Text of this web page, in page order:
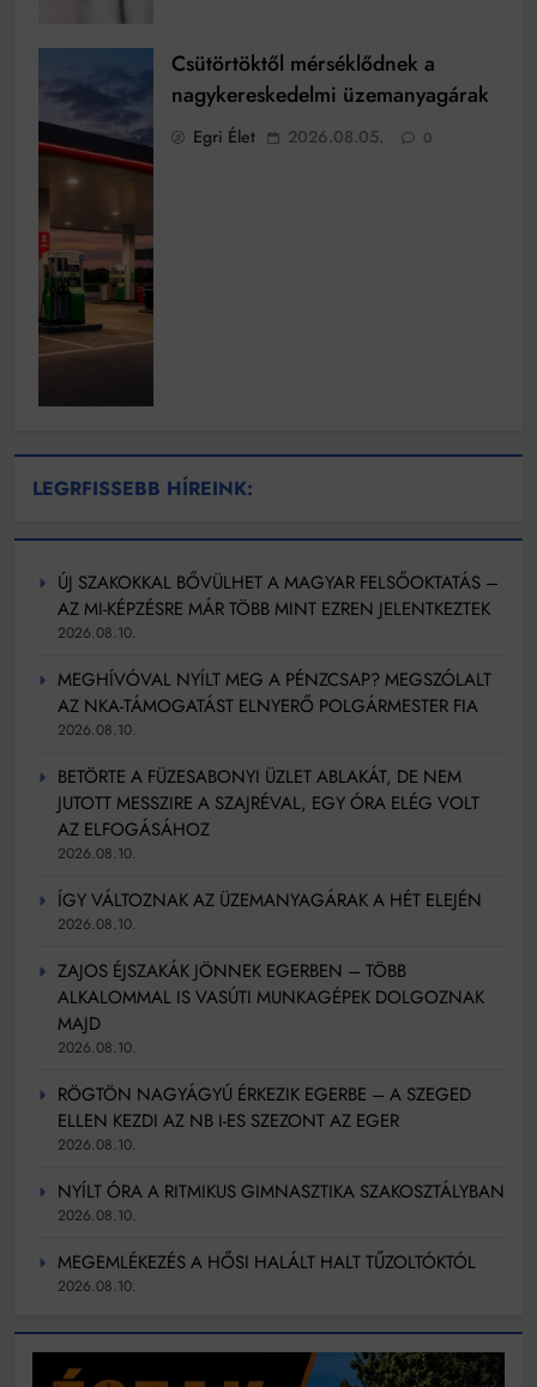
Csütörtöktől mérséklődnek a
nagykereskedelmi üzemanyagárak
Egri Élet 2026.08.05. 0
LEGRFISSEBB HÍREINK:
ÚJ SZAKOKKAL BŐVÜLHET A MAGYAR FELSŐOKTATÁS –
AZ MI-KÉPZÉSRE MÁR TÖBB MINT EZREN JELENTKEZTEK
2026.08.10.
MEGHÍVÓVAL NYÍLT MEG A PÉNZCSAP? MEGSZÓLALT
AZ NKA-TÁMOGATÁST ELNYERŐ POLGÁRMESTER FIA
2026.08.10.
BETÖRTE A FÜZESABONYI ÜZLET ABLAKÁT, DE NEM
JUTOTT MESSZIRE A SZAJRÉVAL, EGY ÓRA ELÉG VOLT
AZ ELFOGÁSÁHOZ
2026.08.10.
ÍGY VÁLTOZNAK AZ ÜZEMANYAGÁRAK A HÉT ELEJÉN
2026.08.10.
ZAJOS ÉJSZAKÁK JÖNNEK EGERBEN – TÖBB
ALKALOMMAL IS VASÚTI MUNKAGÉPEK DOLGOZNAK
MAJD
2026.08.10.
RÖGTÖN NAGYÁGYÚ ÉRKEZIK EGERBE – A SZEGED
ELLEN KEZDI AZ NB I-ES SZEZONT AZ EGER
2026.08.10.
NYÍLT ÓRA A RITMIKUS GIMNASZTIKA SZAKOSZTÁLYBAN
2026.08.10.
MEGEMLÉKEZÉS A HŐSI HALÁLT HALT TŰZOLTÓKTÓL
2026.08.10.